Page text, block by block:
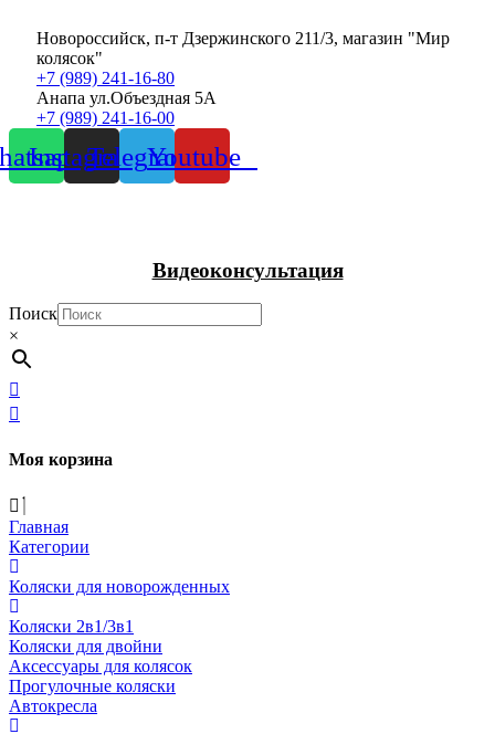
Новороссийск, п-т Дзержинского 211/3, магазин "Мир
колясок"
+7 (989) 241-16-80
Анапа ул.Объездная 5А
+7 (989) 241-16-00
InstagramTelegramYoutube
Видеоконсультация
Поиск
×
Моя корзина
Главная
Категории
Коляски для новорожденных
Коляски 2в1/3в1
Коляски для двойни
Аксессуары для колясок
Прогулочные коляски
Автокресла